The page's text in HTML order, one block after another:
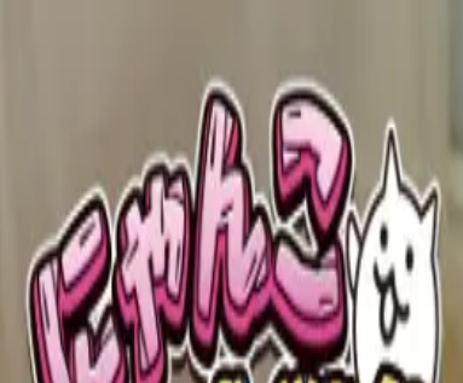
イベント景品 ギャラリー会社情報
2026/6/23 入荷
2026/6/23 入荷
にゃんこ大戦争 ダイカ
にゃんこ大戦争